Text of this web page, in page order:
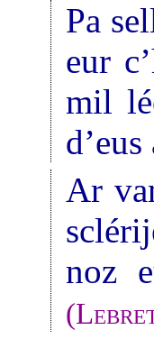
Pa
eur
mil
Ar
noz
(